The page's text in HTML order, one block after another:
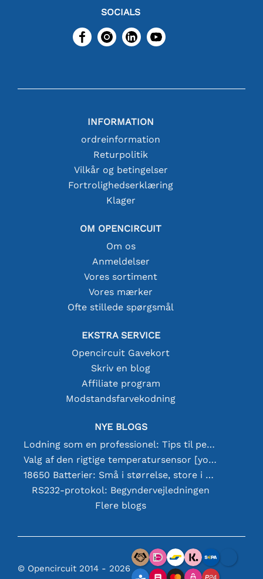
SOCIALS
INFORMATION
ordreinformation
Returpolitik
Vilkår og betingelser
Fortrolighedserklæring
Klager
OM OPENCIRCUIT
Om os
Anmeldelser
Vores sortiment
Vores mærker
Ofte stillede spørgsmål
EKSTRA SERVICE
Opencircuit Gavekort
Skriv en blog
Affiliate program
Modstandsfarvekodning
NYE BLOGS
Lodning som en professionel: Tips til perfekte elektroniske forbindelser
Valg af den rigtige temperatursensor [youtube]
18650 Batterier: Små i størrelse, store i ydeevne
RS232-protokol: Begyndervejledningen
Flere blogs
© Opencircuit 2014 - 2026